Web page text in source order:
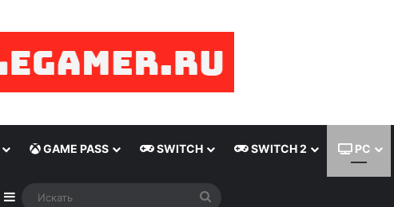
GAME PASS SWITCH SWITCH 2 PC